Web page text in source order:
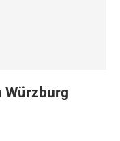
Würzburg